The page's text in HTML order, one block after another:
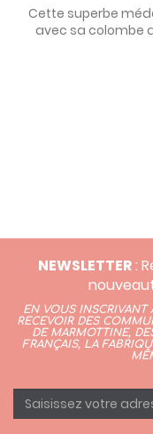
Cette superbe
avec sa colombe
NEWSLETTER:
EN VOUS INSCRIVANT
RECEVOIR DES
DE MARMOTTINE,
FRANÇAIS, LA